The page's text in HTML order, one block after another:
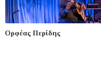
Ορφέας Περίδης